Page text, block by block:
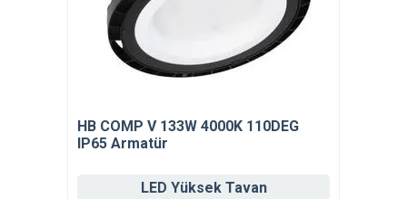
HB COMP V 133W 4000K 110DEG
IP65 Armatür
LED Yüksek Tavan